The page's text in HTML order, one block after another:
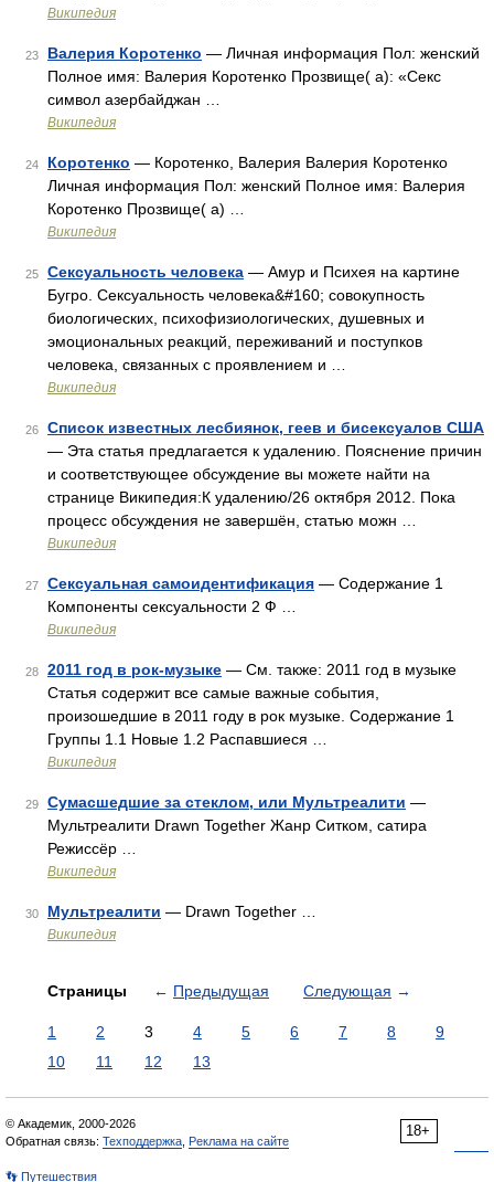
Википедия
23 Валерия Коротенко — Личная информация Пол: женский
Полное имя: Валерия Коротенко Прозвище( а): «Секс
символ азербайджан …
Википедия
24 Коротенко — Коротенко, Валерия Валерия Коротенко
Личная информация Пол: женский Полное имя: Валерия
Коротенко Прозвище( а) …
Википедия
25 Сексуальность человека — Амур и Психея на картине
Бугро. Сексуальность человека&#160; совокупность
биологических, психофизиологических, душевных и
эмоциональных реакций, переживаний и поступков
человека, связанных с проявлением и …
Википедия
26
Список известных лесбиянок, геев и бисексуалов США
— Эта статья предлагается к удалению. Пояснение причин
и соответствующее обсуждение вы можете найти на
странице Википедия:К удалению/26 октября 2012. Пока
процесс обсуждения не завершён, статью можн …
Википедия
27 Сексуальная самоидентификация — Содержание 1
Компоненты сексуальности 2 Ф …
Википедия
28 2011 год в рок-музыке — См. также: 2011 год в музыке
Статья содержит все самые важные события,
произошедшие в 2011 году в рок музыке. Содержание 1
Группы 1.1 Новые 1.2 Распавшиеся …
Википедия
29 Сумасшедшие за стеклом, или Мультреалити —
Мультреалити Drawn Together Жанр Ситком, сатира
Режиссёр …
Википедия
30 Мультреалити — Drawn Together …
Википедия
Страницы ← Предыдущая Следующая →
1 2 3 4 5 6 7 8
9
10
11 12 13
18+
© Академик, 2000-2026
Обратная связь: Техподдержка Реклама на сайте
👣 Путешествия